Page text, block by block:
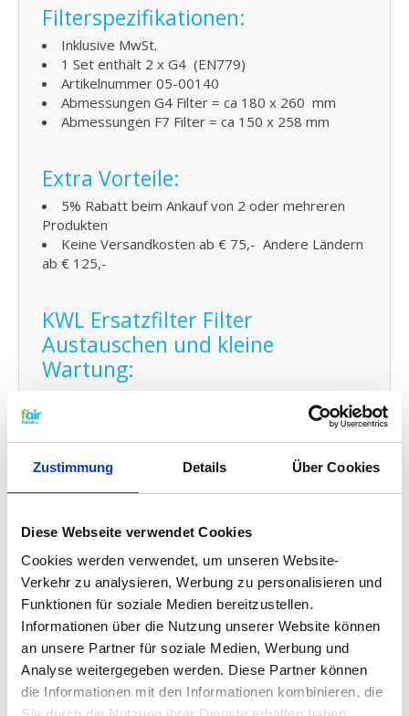
Zustimmung Details Über Cookies
Diese Webseite verwendet Cookies
Cookies werden verwendet, um unseren Website-
Verkehr zu analysieren, Werbung zu personalisieren und
Funktionen für soziale Medien bereitzustellen.
Informationen über die Nutzung unserer Website können
an unsere Partner für soziale Medien, Werbung und
Analyse weitergegeben werden. Diese Partner können
die Informationen mit den Informationen kombinieren, die
Filterspezifikationen:
Inklusive MwSt.
1 Set enthält 2 x G4 (EN779)
Artikelnummer 05-00140
Abmessungen G4 Filter = ca 180 x 260 mm
Abmessungen F7 Filter = ca 150 x 258 mm
Extra Vorteile:
5% Rabatt beim Ankauf von 2 oder mehreren
Produkten
Keine Versandkosten ab € 75,- Andere Ländern
ab € 125,-
KWL Ersatzfilter Filter
Austauschen und kleine
Wartung:
D175 luftungsanlage können Sie auf einfache Weise
anbringen. Schauen Sie dafür auf
unsereGebrauchsanleitungfür den Austausch Ihres
kleineWartungen selber durchführen
G4 Qualität zu einem G3 Preis:
f'air G3 Filter haben eine Auffangkapazität von 92%.
Die Auffangkapazität eines G3 Filters muss den
festgelegten EN779 Standards entsprechend
zwischen 80% und 90% betragen. Das bedeutet
konkret das f'air G3 Filter eine höhere Effizienz